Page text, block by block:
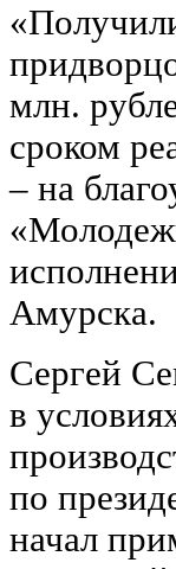
млн.
сроком
– на
Амурска.
Сергей
в
по
начал